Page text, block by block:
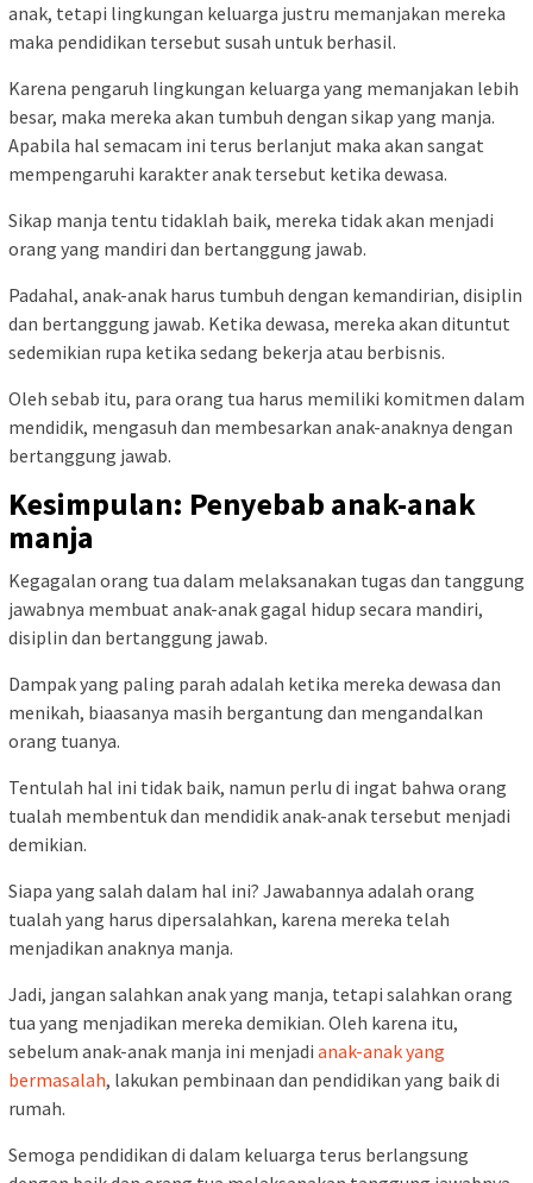
anak, tetapi lingkungan keluarga justru memanjakan mereka
maka pendidikan tersebut susah untuk berhasil.
Karena pengaruh lingkungan keluarga yang memanjakan lebih
besar, maka mereka akan tumbuh dengan sikap yang manja.
Apabila hal semacam ini terus berlanjut maka akan sangat
mempengaruhi karakter anak tersebut ketika dewasa.
Sikap manja tentu tidaklah baik, mereka tidak akan menjadi
orang yang mandiri dan bertanggung jawab.
Padahal, anak-anak harus tumbuh dengan kemandirian, disiplin
dan bertanggung jawab. Ketika dewasa, mereka akan dituntut
sedemikian rupa ketika sedang bekerja atau berbisnis.
Oleh sebab itu, para orang tua harus memiliki komitmen dalam
mendidik, mengasuh dan membesarkan anak-anaknya dengan
bertanggung jawab.
Kesimpulan: Penyebab anak-anak
manja
Kegagalan orang tua dalam melaksanakan tugas dan tanggung
jawabnya membuat anak-anak gagal hidup secara mandiri,
disiplin dan bertanggung jawab.
Dampak yang paling parah adalah ketika mereka dewasa dan
menikah, biaasanya masih bergantung dan mengandalkan
orang tuanya.
Tentulah hal ini tidak baik, namun perlu di ingat bahwa orang
tualah membentuk dan mendidik anak-anak tersebut menjadi
demikian.
Siapa yang salah dalam hal ini? Jawabannya adalah orang
tualah yang harus dipersalahkan, karena mereka telah
menjadikan anaknya manja.
Jadi, jangan salahkan anak yang manja, tetapi salahkan orang
tua yang menjadikan mereka demikian. Oleh karena itu,
sebelum anak-anak manja ini menjadi anak-anak yang
bermasalah, lakukan pembinaan dan pendidikan yang baik di
rumah.
Semoga pendidikan di dalam keluarga terus berlangsung